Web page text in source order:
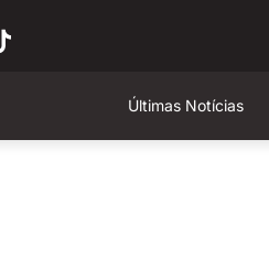
Últimas Notícias